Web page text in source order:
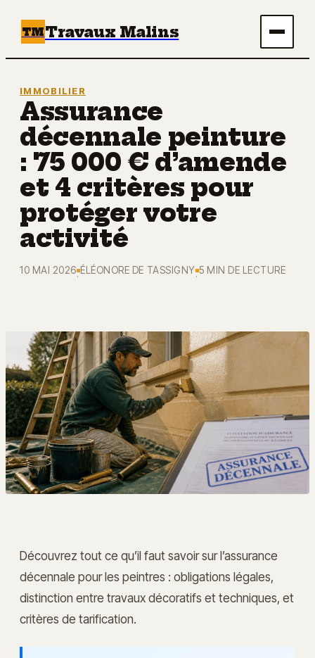
TMTravaux Malins
Bricolage
Immobilier
Écologie & Énergie
Déco
IMMOBILIER
Assurance
décennale peinture
: 75 000 € d’amende
et 4 critères pour
protéger votre
activité
10 MAI 2026
·
ÉLÉONORE DE TASSIGNY
·
5 MIN DE LECTURE
Découvrez tout ce qu’il faut savoir sur l’assurance
décennale pour les peintres : obligations légales,
distinction entre travaux décoratifs et techniques, et
critères de tarification.